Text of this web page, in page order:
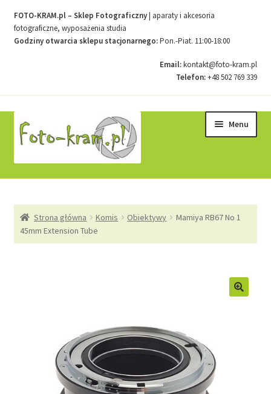
FOTO-KRAM.pl – Sklep Fotograficzny| aparaty i akcesoria
fotograficzne, wyposażenia studia
Godziny otwarcia sklepu stacjonarnego:Pon.-Piat. 11:00-18:00
Email:kontakt@foto-kram.pl
Telefon:+48 502 769 339
do
nawigacji
do
treści
Menu
Kontakt
Sample Page
Strona główna Komis Obiektywy
Mamiya RB67 No 1
45mm Extension Tube